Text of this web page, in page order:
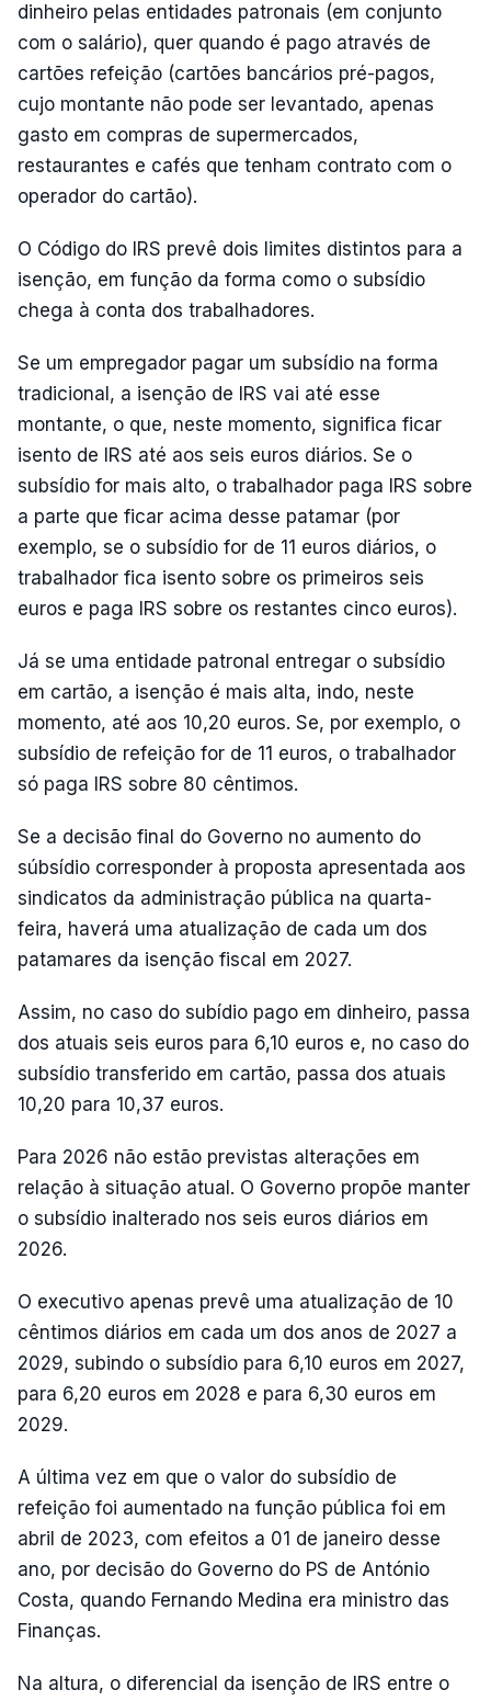
dinheiro pelas entidades patronais (em conjunto
com o salário), quer quando é pago através de
cartões refeição (cartões bancários pré-pagos,
cujo montante não pode ser levantado, apenas
gasto em compras de supermercados,
restaurantes e cafés que tenham contrato com o
operador do cartão).
O Código do IRS prevê dois limites distintos para a
isenção, em função da forma como o subsídio
chega à conta dos trabalhadores.
Se um empregador pagar um subsídio na forma
tradicional, a isenção de IRS vai até esse
montante, o que, neste momento, significa ficar
isento de IRS até aos seis euros diários. Se o
subsídio for mais alto, o trabalhador paga IRS sobre
a parte que ficar acima desse patamar (por
exemplo, se o subsídio for de 11 euros diários, o
trabalhador fica isento sobre os primeiros seis
euros e paga IRS sobre os restantes cinco euros).
Já se uma entidade patronal entregar o subsídio
em cartão, a isenção é mais alta, indo, neste
momento, até aos 10,20 euros. Se, por exemplo, o
subsídio de refeição for de 11 euros, o trabalhador
só paga IRS sobre 80 cêntimos.
Se a decisão final do Governo no aumento do
súbsídio corresponder à proposta apresentada aos
sindicatos da administração pública na quarta-
feira, haverá uma atualização de cada um dos
patamares da isenção fiscal em 2027.
Assim, no caso do subídio pago em dinheiro, passa
dos atuais seis euros para 6,10 euros e, no caso do
subsídio transferido em cartão, passa dos atuais
10,20 para 10,37 euros.
Para 2026 não estão previstas alterações em
relação à situação atual. O Governo propõe manter
o subsídio inalterado nos seis euros diários em
2026.
O executivo apenas prevê uma atualização de 10
cêntimos diários em cada um dos anos de 2027 a
2029, subindo o subsídio para 6,10 euros em 2027,
para 6,20 euros em 2028 e para 6,30 euros em
2029.
A última vez em que o valor do subsídio de
refeição foi aumentado na função pública foi em
abril de 2023, com efeitos a 01 de janeiro desse
ano, por decisão do Governo do PS de António
Costa, quando Fernando Medina era ministro das
Finanças.
Na altura, o diferencial da isenção de IRS entre o